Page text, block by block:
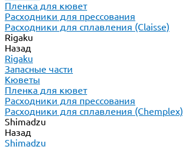
Пленка для кювет
Расходники для прессования
Расходники для сплавления (Claisse)
Rigaku
Назад
Rigaku
Запасные части
Кюветы
Пленка для кювет
Расходники для прессования
Расходники для сплавления (Chemplex)
Shimadzu
Назад
Shimadzu